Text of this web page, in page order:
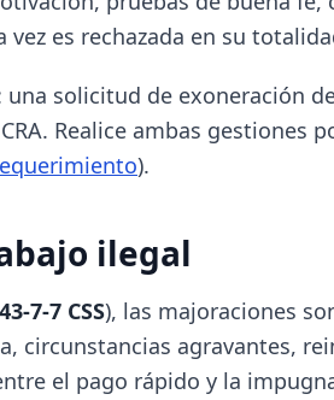
es rechazada en su
una solicitud de exoneración
Realice ambas gestiones
).
ilegal
7-7 CSS), las majoraciones
circunstancias agravantes,
el pago rápido y la